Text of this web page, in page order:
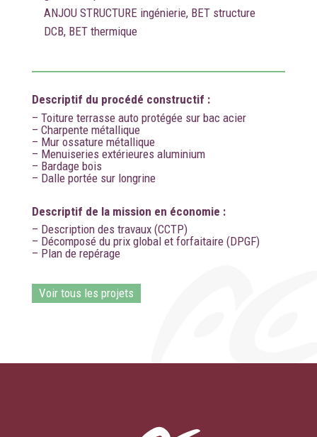
ANJOU STRUCTURE ingénierie, BET structure
DCB, BET thermique
Descriptif du procédé constructif :
– Toiture terrasse auto protégée sur bac acier
– Charpente métallique
– Mur ossature métallique
– Menuiseries extérieures aluminium
– Bardage bois
– Dalle portée sur longrine
Descriptif de la mission en économie :
– Description des travaux (CCTP)
– Décomposé du prix global et forfaitaire (DPGF)
– Plan de repérage
Voir tous les projets